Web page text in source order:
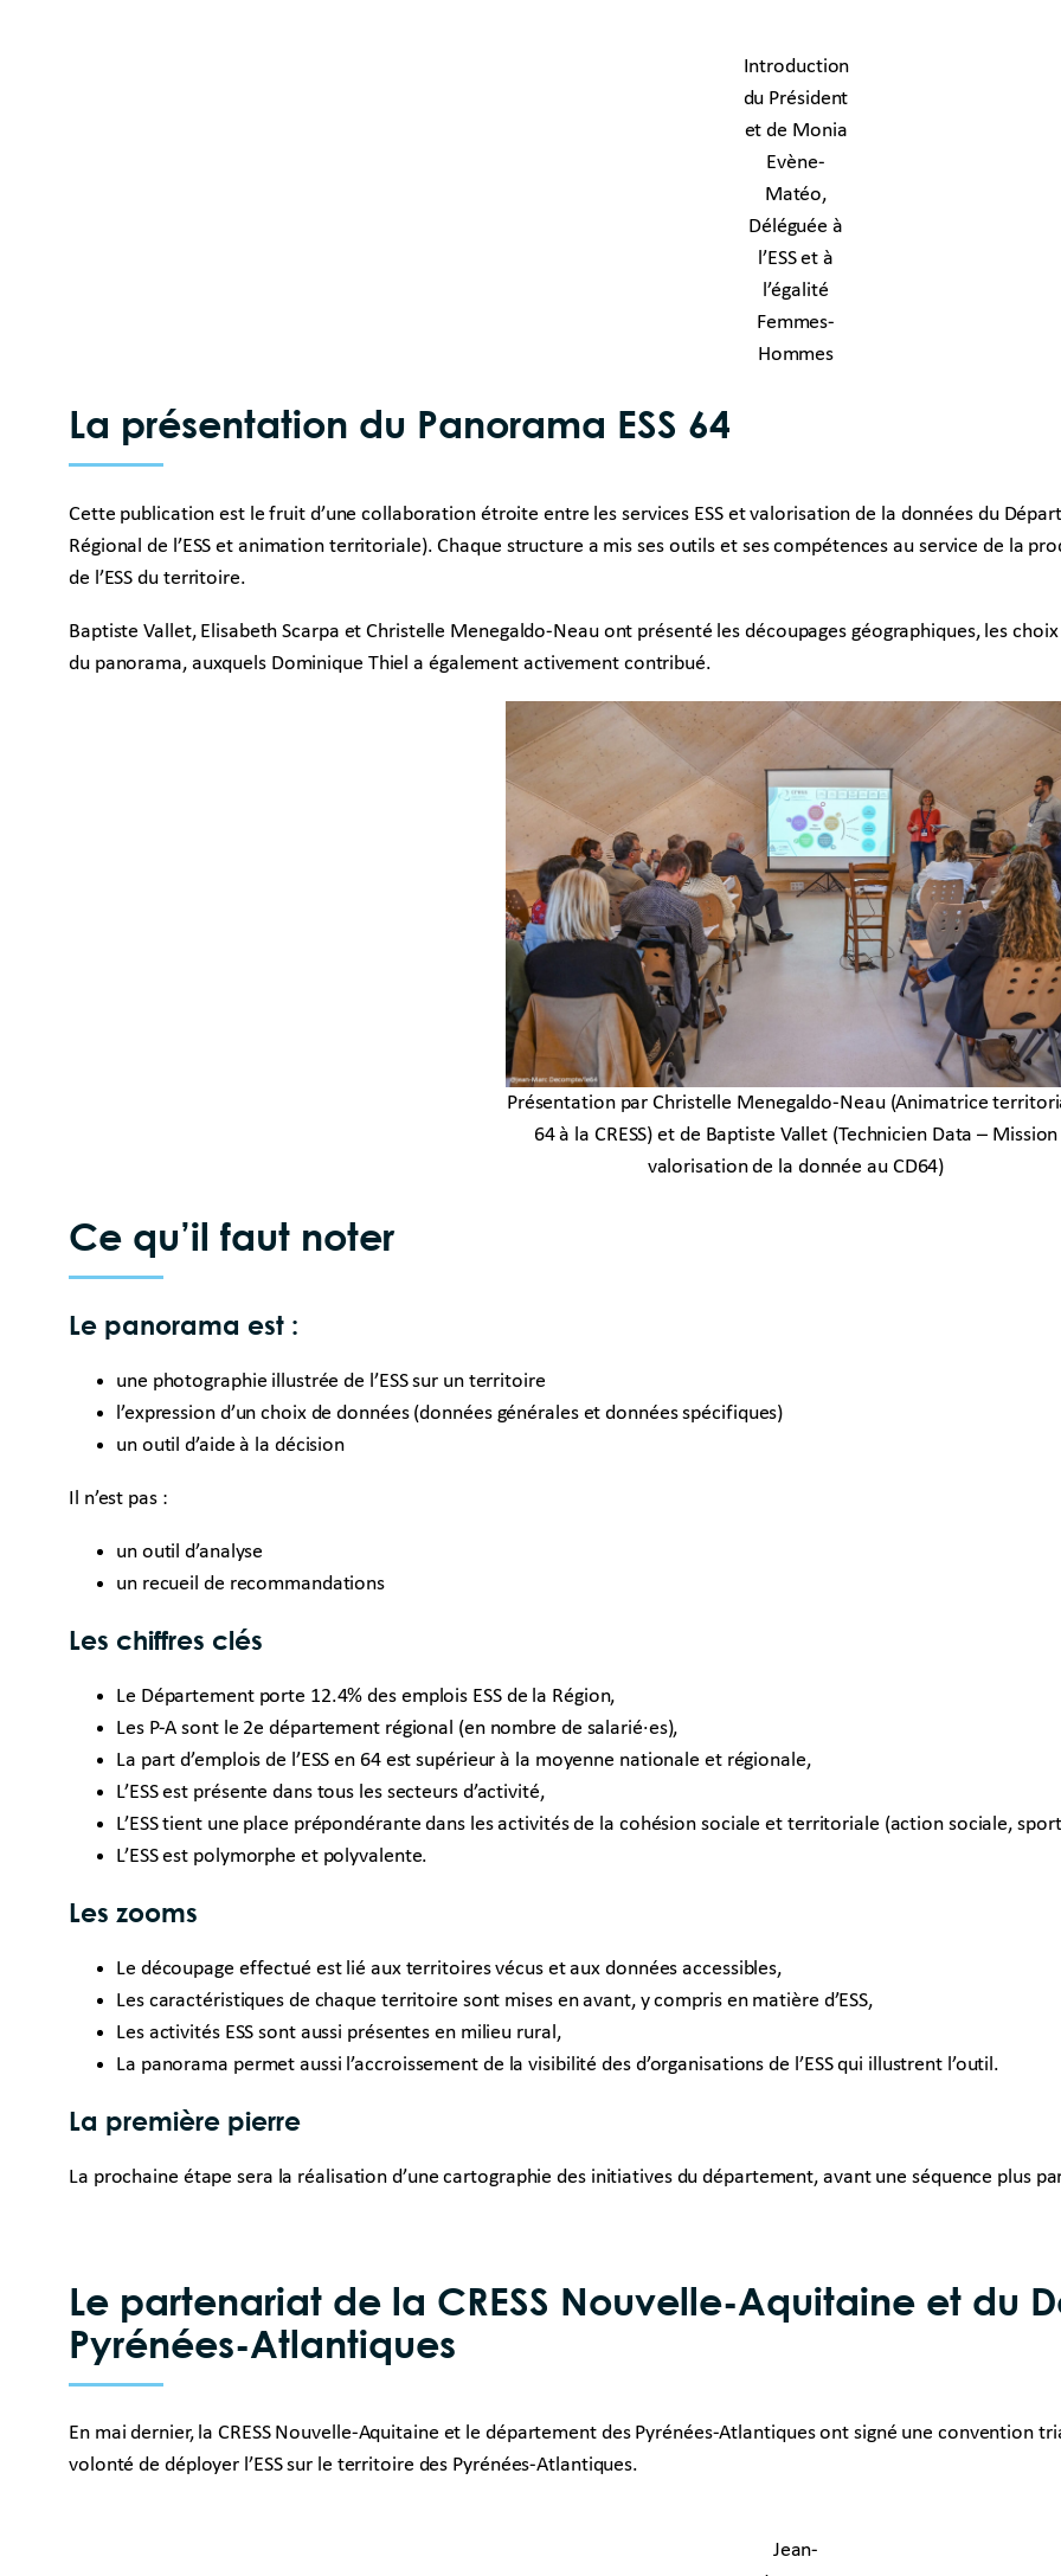
Introduction
du Président
et de Monia
Evène-
Matéo,
Déléguée à
l’ESS et à
l’égalité
Femmes-
Hommes
La présentation du Panorama ESS 64
Cette publication est le fruit d’une collaboration étroite entre les services ESS et valorisation de la données du
Régional de l’ESS et animation territoriale). Chaque structure a mis ses outils et ses compétences au service de la
de l’ESS du territoire.
Baptiste Vallet, Elisabeth Scarpa et Christelle Menegaldo-Neau ont présenté les découpages géographiques, les
du panorama, auxquels Dominique Thiel a également activement contribué.
Présentation par Christelle Menegaldo-Neau (Animatrice
64 à la CRESS) et de Baptiste Vallet (Technicien Data – Mission
valorisation de la donnée au CD64)
Ce qu’il faut noter
Le panorama est :
une photographie illustrée de l’ESS sur un territoire
l’expression d’un choix de données (données générales et données spécifiques)
un outil d’aide à la décision
Il n’est pas :
un outil d’analyse
un recueil de recommandations
Les chiffres clés
Le Département porte 12.4% des emplois ESS de la Région,
Les P-A sont le 2e département régional (en nombre de salarié·es),
La part d’emplois de l’ESS en 64 est supérieur à la moyenne nationale et régionale,
L’ESS est présente dans tous les secteurs d’activité,
L’ESS tient une place prépondérante dans les activités de la cohésion sociale et territoriale (action sociale,
L’ESS est polymorphe et polyvalente.
Les zooms
Le découpage effectué est lié aux territoires vécus et aux données accessibles,
Les caractéristiques de chaque territoire sont mises en avant, y compris en matière d’ESS,
Les activités ESS sont aussi présentes en milieu rural,
La panorama permet aussi l’accroissement de la visibilité des d’organisations de l’ESS qui illustrent l’outil.
La première pierre
La prochaine étape sera la réalisation d’une cartographie des initiatives du département, avant une séquence plus
Le partenariat de la CRESS Nouvelle-Aquitaine et du
Pyrénées-Atlantiques
En mai dernier, la CRESS Nouvelle-Aquitaine et le département des Pyrénées-Atlantiques ont signé une convention
volonté de déployer l’ESS sur le territoire des Pyrénées-Atlantiques.
Jean-